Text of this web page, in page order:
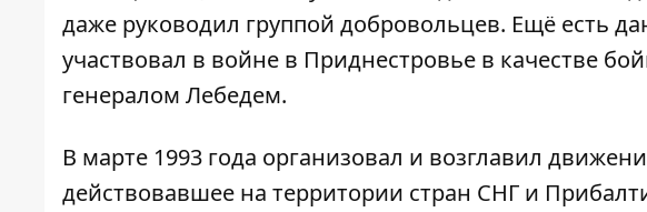
даже руководил группой добровольцев. Ещё есть
участвовал в войне в Приднестровье в качестве
генералом Лебедем.
В марте 1993 года организовал и возглавил
действовавшее на территории стран СНГ и